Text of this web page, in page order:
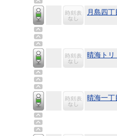
月島四丁
晴海トリ
晴海一丁